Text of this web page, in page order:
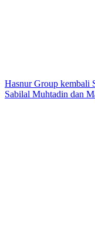
Hasnur Group kembali
Sabilal Muhtadin dan